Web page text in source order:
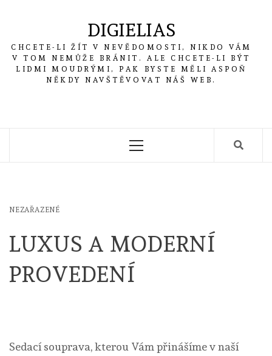
DIGIELIAS
CHCETE-LI ŽÍT V NEVĚDOMOSTI, NIKDO VÁM
V TOM NEMŮŽE BRÁNIT. ALE CHCETE-LI BÝT
LIDMI MOUDRÝMI, PAK BYSTE MĚLI ASPOŇ
NĚKDY NAVŠTĚVOVAT NÁŠ WEB.
NEZAŘAZENÉ
LUXUS A MODERNÍ
PROVEDENÍ
Sedací souprava, kterou Vám přinášíme v naší